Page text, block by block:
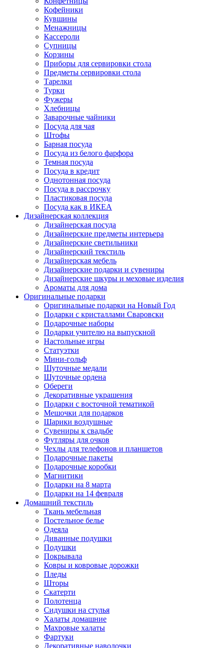
Кофейники
Кувшины
Менажницы
Кассероли
Супницы
Корзины
Приборы для сервировки стола
Предметы сервировки стола
Тарелки
Турки
Фужеры
Хлебницы
Заварочные чайники
Посуда для чая
Штофы
Барная посуда
Посуда из белого фарфора
Темная посуда
Посуда в кредит
Однотонная посуда
Посуда в рассрочку
Пластиковая посуда
Посуда как в ИКЕА
Дизайнерская коллекция
Дизайнерская посуда
Дизайнерские предметы интерьера
Дизайнерские светильники
Дизайнерский текстиль
Дизайнерская мебель
Дизайнерские подарки и сувениры
Дизайнерские шкуры и меховые изделия
Ароматы для дома
Оригинальные подарки
Оригинальные подарки на Новый Год
Подарки с кристаллами Сваровски
Подарочные наборы
Подарки учителю на выпускной
Настольные игры
Статуэтки
Мини-гольф
Шуточные медали
Шуточные ордена
Обереги
Декоративные украшения
Подарки с восточной тематикой
Мешочки для подарков
Шарики воздушные
Сувениры к свадьбе
Футляры для очков
Чехлы для телефонов и планшетов
Подарочные пакеты
Подарочные коробки
Магнитики
Подарки на 8 марта
Подарки на 14 февраля
Домашний текстиль
Ткань мебельная
Постельное белье
Одеяла
Диванные подушки
Подушки
Покрывала
Ковры и ковровые дорожки
Пледы
Шторы
Скатерти
Полотенца
Сидушки на стулья
Халаты домашние
Махровые халаты
Фартуки
Декоративные наволочки